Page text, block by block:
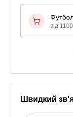
від
Швидкий